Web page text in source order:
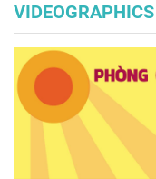
VIDEOGRAPHICS